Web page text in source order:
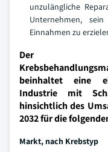
unzulängliche
Unternehmen,
Einnahmen zu
Der
beinhaltet eine
Industrie mit
hinsichtlich des
2032 für die
Markt, nach Krebstyp